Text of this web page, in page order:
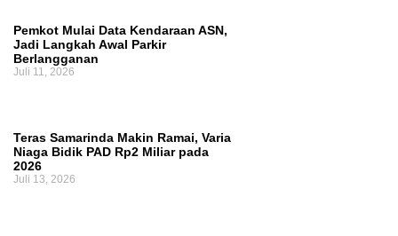
Pemkot Mulai Data Kendaraan ASN,
Jadi Langkah Awal Parkir
Berlangganan
Juli 11, 2026
Teras Samarinda Makin Ramai, Varia
Niaga Bidik PAD Rp2 Miliar pada
2026
Juli 13, 2026